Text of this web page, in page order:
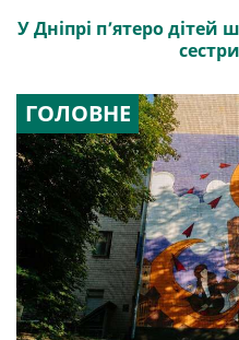
У Дніпрі п’ятеро дітей
ГОЛОВНЕ